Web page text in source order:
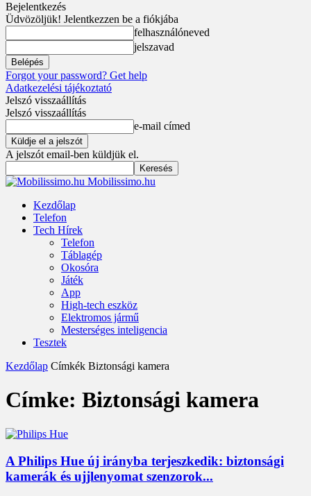
Bejelentkezés
Üdvözöljük! Jelentkezzen be a fiókjába
felhasználóneved
jelszavad
Forgot your password? Get help
Adatkezelési tájékoztató
Jelszó visszaállítás
Jelszó visszaállítás
e-mail címed
A jelszót email-ben küldjük el.
Mobilissimo.hu
Kezdőlap
Telefon
Tech Hírek
Telefon
Táblagép
Okosóra
Játék
App
High-tech eszköz
Elektromos jármű
Mesterséges inteligencia
Tesztek
Kezdőlap Címkék Biztonsági kamera
Címke: Biztonsági kamera
A Philips Hue új irányba terjeszkedik: biztonsági
kamerák és ujjlenyomat szenzorok...